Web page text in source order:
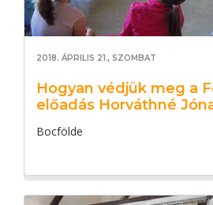
2018. ÁPRILIS 21., SZOMBAT
Hogyan védjük meg a
előadás Horváthné
Bocfölde